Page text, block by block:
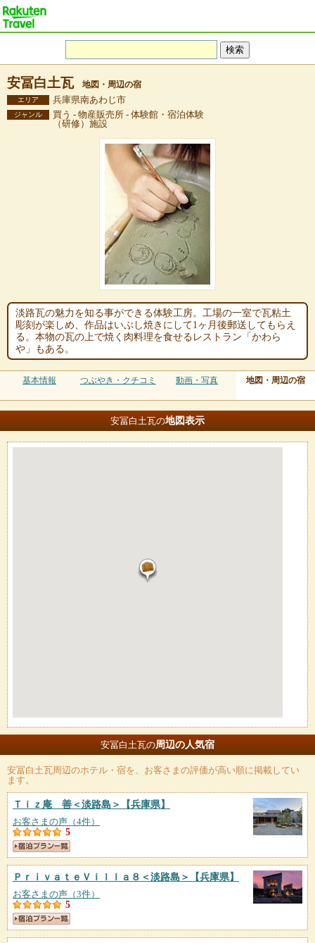
安冨白土瓦 地図・周辺の宿
エリア 兵庫県南あわじ市
ジャンル
買う - 物産販売所 - 体験館・宿泊体験
（研修）施設
淡路瓦の魅力を知る事ができる体験工房。工場の一室で瓦粘土
彫刻が楽しめ、作品はいぶし焼きにして1ヶ月後郵送してもらえ
る。本物の瓦の上で焼く肉料理を食せるレストラン「かわら
や」もある。
基本情報 つぶやき・クチコミ 動画・写真 地図・周辺の宿
安冨白土瓦の地図表示
安冨白土瓦の周辺の人気宿
安冨白土瓦周辺のホテル・宿を、お客さまの評価が高い順に掲載してい
ます。
Ｔｉｚ庵 善＜淡路島＞ 【兵庫県】
お客さまの声（4件）
5
ＰｒｉｖａｔｅＶｉｌｌａ８＜淡路島＞ 【兵庫県】
お客さまの声（3件）
5